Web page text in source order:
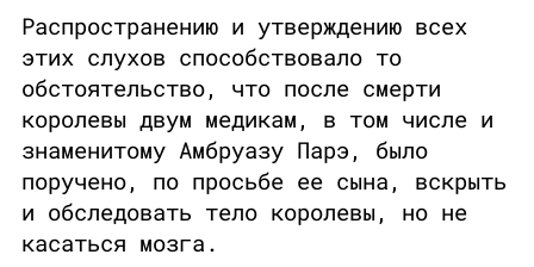
Распространению и утверждению всех
этих слухов способствовало то
обстоятельство, что после смерти
королевы двум медикам, в том числе и
знаменитому Амбруазу Парэ, было
поручено, по просьбе ее сына, вскрыть
и обследовать тело королевы, но не
касаться мозга.